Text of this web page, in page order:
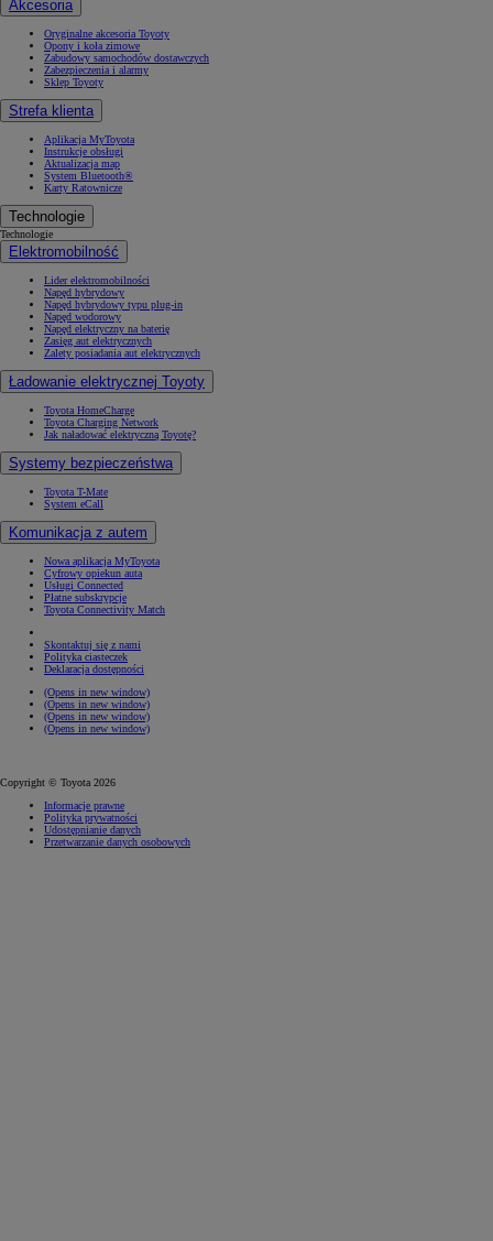
Akcesoria
Oryginalne akcesoria Toyoty
Opony i koła zimowe
Zabudowy samochodów dostawczych
Zabezpieczenia i alarmy
Sklep Toyoty
Strefa klienta
Aplikacja MyToyota
Instrukcje obsługi
Aktualizacja map
System Bluetooth®
Karty Ratownicze
Technologie
Technologie
Elektromobilność
Lider elektromobilności
Napęd hybrydowy
Napęd hybrydowy typu plug-in
Napęd wodorowy
Napęd elektryczny na baterię
Zasięg aut elektrycznych
Zalety posiadania aut elektrycznych
Ładowanie elektrycznej Toyoty
Toyota HomeCharge
Toyota Charging Network
Jak naładować elektryczną Toyotę?
Systemy bezpieczeństwa
Toyota T-Mate
System eCall
Komunikacja z autem
Nowa aplikacja MyToyota
Cyfrowy opiekun auta
Usługi Connected
Płatne subskrypcje
Toyota Connectivity Match
Skontaktuj się z nami
Polityka ciasteczek
Deklaracja dostępności
(Opens in new window)
(Opens in new window)
(Opens in new window)
(Opens in new window)
Copyright © Toyota 2026
Informacje prawne
Polityka prywatności
Udostępnianie danych
Przetwarzanie danych osobowych